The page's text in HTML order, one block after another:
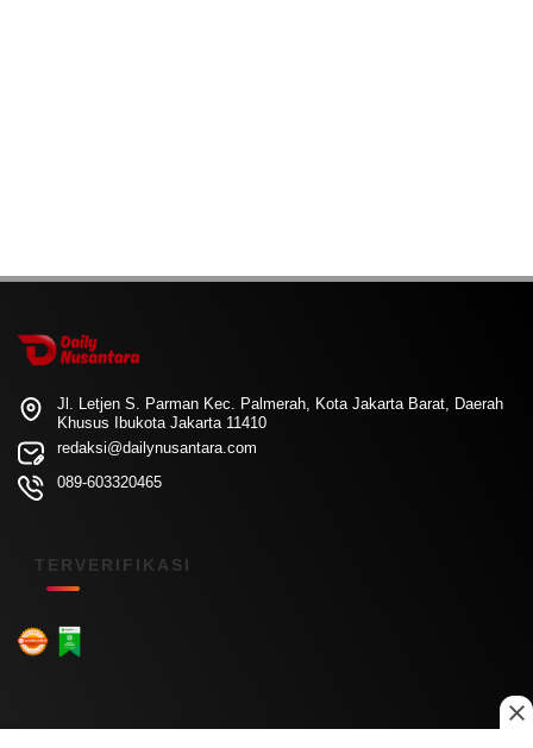
Jl. Letjen S. Parman Kec. Palmerah, Kota Jakarta Barat, Daerah
Khusus Ibukota Jakarta 11410
redaksi@dailynusantara.com
089-603320465
TERVERIFIKASI